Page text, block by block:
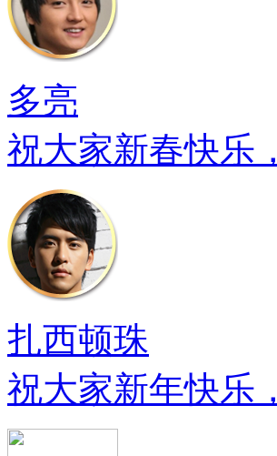
多亮
祝大家新春快乐
扎西顿珠
祝大家新年快乐